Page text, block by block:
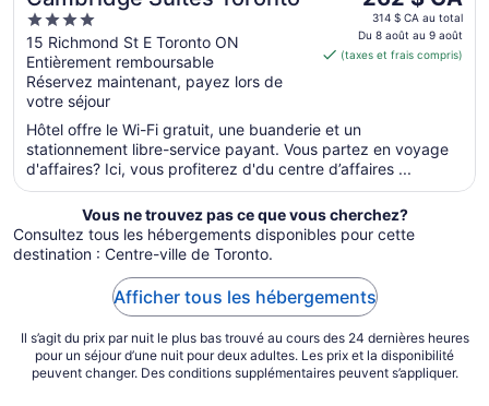
4
out
of
5
15 Richmond St E Toronto ON
Entièrement remboursable
Réservez maintenant, payez lors de
votre séjour
prix
est
de 262 $ CA
du 8
août
au 9
août
314 $ CA au total
Du 8 août au 9 août
(taxes et frais compris)
Hôtel offre le Wi-Fi gratuit, une buanderie et un
stationnement libre-service payant. Vous partez en voyage
d'affaires? Ici, vous profiterez d'du centre d’affaires ...
Vous ne trouvez pas ce que vous cherchez?
Consultez tous les hébergements disponibles pour cette
destination : Centre-ville de Toronto.
Afficher tous les hébergements
Il s’agit du prix par nuit le plus bas trouvé au cours des 24 dernières heures
pour un séjour d’une nuit pour deux adultes. Les prix et la disponibilité
peuvent changer. Des conditions supplémentaires peuvent s’appliquer.